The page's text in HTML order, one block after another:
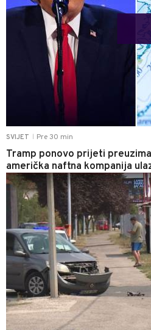
SVIJET Pre 30 min
Tramp ponovo prijeti
američka naftna kompanija